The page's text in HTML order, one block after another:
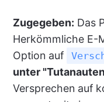
Zugegeben: Das
Herkömmliche E-
Option auf
unter
Versprechen auf